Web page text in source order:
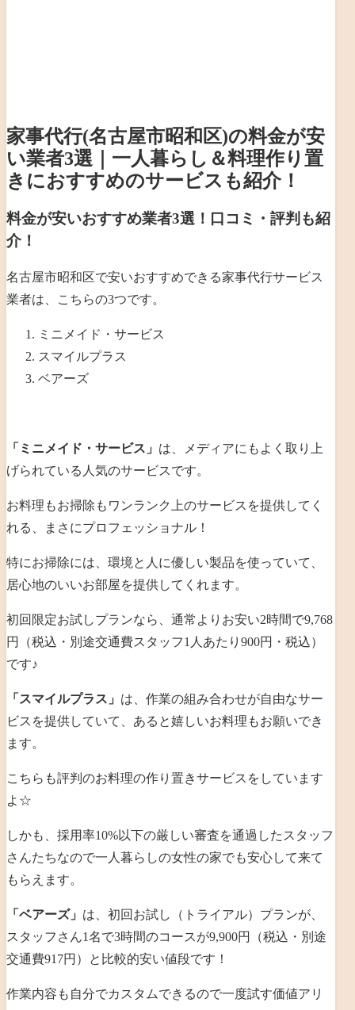
家事代行(名古屋市昭和区)の料金が安
い業者3選｜一人暮らし＆料理作り置
きにおすすめのサービスも紹介！
料金が安いおすすめ業者3選！口コミ・評判も紹
介！
名古屋市昭和区で安いおすすめできる家事代行サービス
業者は、こちらの3つです。
ミニメイド・サービス
スマイルプラス
ベアーズ
「ミニメイド・サービス」 は、メディアにもよく取り上
げられている人気のサービスです。
お料理もお掃除もワンランク上のサービスを提供してく
れる、まさにプロフェッショナル！
特にお掃除には、環境と人に優しい製品を使っていて、
居心地のいいお部屋を提供してくれます。
初回限定お試しプランなら、通常よりお安い2時間で9,768
円（税込・別途交通費スタッフ1人あたり900円・税込）
です♪
「スマイルプラス」 は、作業の組み合わせが自由なサー
ビスを提供していて、あると嬉しいお料理もお願いでき
ます。
こちらも評判のお料理の作り置きサービスをしています
よ☆
しかも、採用率10%以下の厳しい審査を通過したスタッフ
さんたちなので一人暮らしの女性の家でも安心して来て
もらえます。
「ベアーズ」 は、初回お試し（トライアル）プランが、
スタッフさん1名で3時間のコースが9,900円（税込・別途
交通費917円）と比較的安い値段です！
作業内容も自分でカスタムできるので一度試す価値アリ